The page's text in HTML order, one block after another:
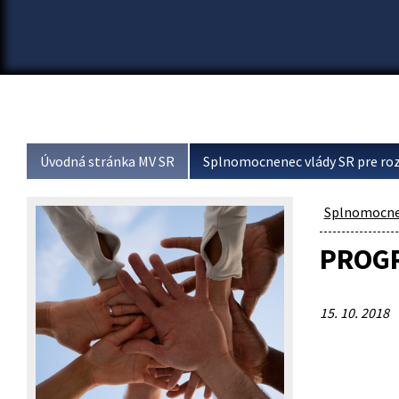
Úvodná stránka MV SR Splnomocnenec vlády SR pre
15. 10. 2018